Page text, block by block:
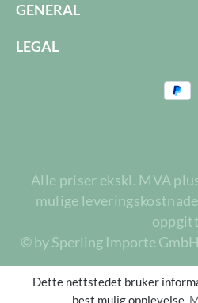
GENERAL
LEGAL
Alle priser ekskl. MVA
mulige
© by Sperling Importe
Dette nettstedet bruker
best mulig opplevelse.